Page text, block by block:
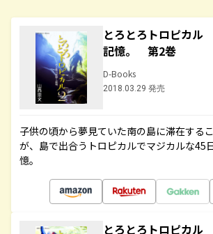
とろとろトロピカル
記憶。 第2巻
D-Books
2018.03.29 発売
子供の頃から夢見ていた南の島に滞在する
が、島で出合うトロピカルでマジカルな45
憶。
とろとろトロピカル